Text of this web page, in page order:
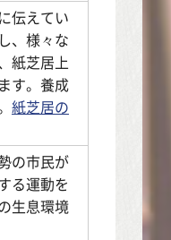
伝えてい
、様々な
紙芝居上
す。養成
紙芝居の
の市民が
る運動を
生息環境